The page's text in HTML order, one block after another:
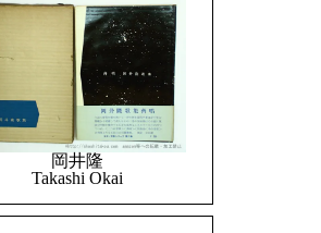
岡井隆
Takashi Okai